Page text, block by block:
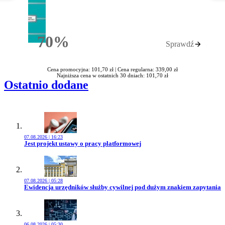
70%Rabatu Sprawdź
Cena promocyjna: 101,70 zł | Cena regularna: 339,00 zł
Najniższa cena w ostatnich 30 dniach: 101,70 zł
Ostatnio dodane
07.08.2026 | 16:23
Przejdź do artykułu:
Jest projekt ustawy o pracy platformowej
07.08.2026 | 05:28
Przejdź do artykułu:
Ewidencja urzędników służby cywilnej pod dużym znakiem zapytania